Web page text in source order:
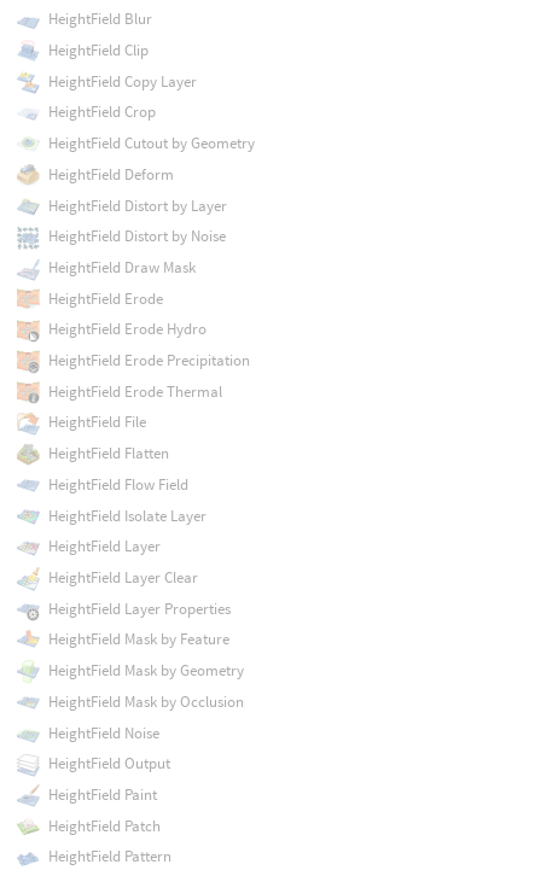
HeightField Blur
HeightField Clip
HeightField Copy Layer
HeightField Crop
HeightField Cutout by Geometry
HeightField Deform
HeightField Distort by Layer
HeightField Distort by Noise
HeightField Draw Mask
HeightField Erode
HeightField Erode Hydro
HeightField Erode Precipitation
HeightField Erode Thermal
HeightField File
HeightField Flatten
HeightField Flow Field
HeightField Isolate Layer
HeightField Layer
HeightField Layer Clear
HeightField Layer Properties
HeightField Mask by Feature
HeightField Mask by Geometry
HeightField Mask by Occlusion
HeightField Noise
HeightField Output
HeightField Paint
HeightField Patch
HeightField Pattern